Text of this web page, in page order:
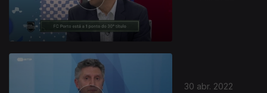
30 abr. 2022